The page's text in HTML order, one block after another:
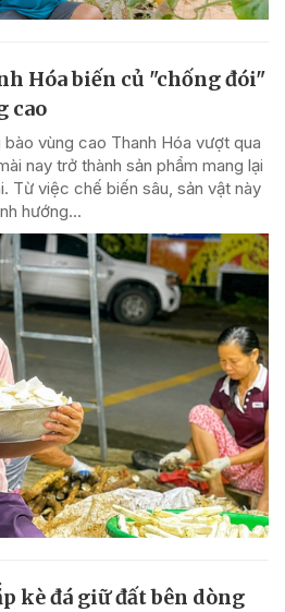
Hóa biến củ "chống đói"
cao
vùng cao Thanh Hóa vượt qua
nay trở thành sản phẩm mang lại
Từ việc chế biến sâu, sản vật này
hướng...
kè đá giữ đất bên dòng